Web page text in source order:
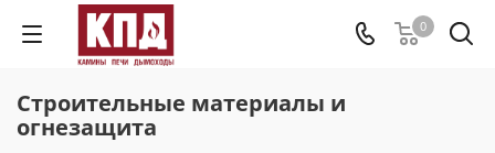
0
Строительные материалы и
огнезащита